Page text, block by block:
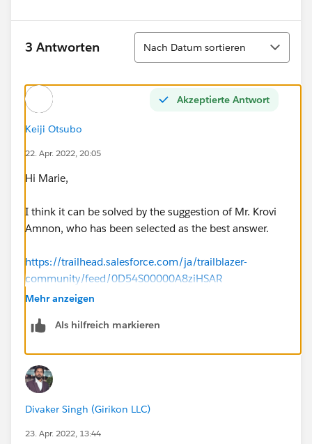
3 Antworten
Sortieren
Nach Datum sortieren
Akzeptierte Antwort
Keiji Otsubo
22. Apr. 2022, 20:05
Hi Marie,
I think it can be solved by the suggestion of Mr. Krovi
Amnon, who has been selected as the best answer.
https://trailhead.salesforce.com/ja/trailblazer-
community/feed/0D54S00000A8ziHSAR
Mehr anzeigen
Als hilfreich markieren
Divaker Singh (Girikon LLC)
23. Apr. 2022, 13:44